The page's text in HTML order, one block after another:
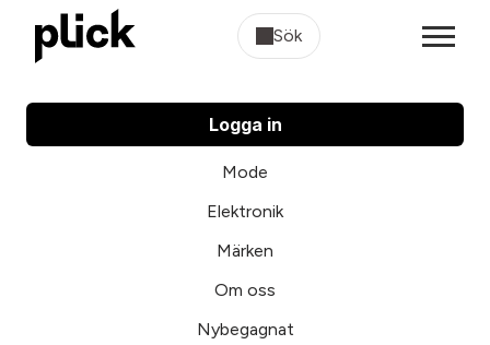
Sök
Logga in
Mode
Elektronik
Märken
Om oss
Nybegagnat